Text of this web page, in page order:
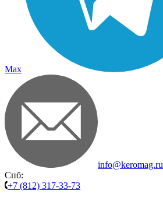
Max
info@keromag.ru
Спб:
+7 (812) 317-33-73